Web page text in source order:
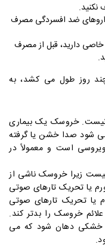
نکنید.
داروهای ضد افسردگی مصرف
خاصی دارید، قبل از مصرف
روز طول می کشد، به
خروسک یک بیماری
شود صدا خشن یا گرفته
است و معمولاً در
زیرا خروسک ناشی از
یا تحریک تارهای صوتی
یا تحریک تارهای صوتی
خروسک را بدتر کند.
خشکی دهان شود که می